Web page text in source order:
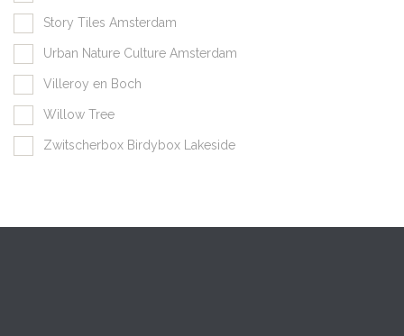
Story Tiles Amsterdam
Urban Nature Culture Amsterdam
Villeroy en Boch
Willow Tree
Zwitscherbox Birdybox Lakeside